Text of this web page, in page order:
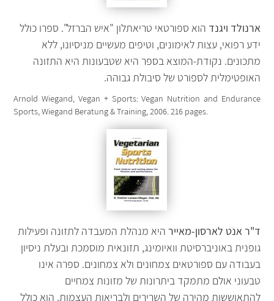
ארנולד ויגנד הוא ספורטאי טריאתלון "איש הברזל". ספרו כולל
ידע רפואי, עצות לאימונים, וטיפים מעשיים מניסיונו, ללא
מתכונים. נקודת-המוצא בספר היא שטבעונות היא התזונה
האופטימלית לספורט של סיבולת גבוהה.
Arnold Wiegand, Vegan + Sports: Vegan Nutrition and Endurance
Sports, Wiegand Beratung & Training, 2006. 216 pages.
ד"ר אנט לארסון-מאייר היא מנהלת המעבדה לתזונה ופעילות
גופנית באוניברסיטת וואיומינג, תזונאית מוסמכת ובעלת ניסיון
בעבודה עם ספורטאים צמחונים ולא צמחונים. ספרה אינו
טבעוני אולם מתמקד ביתרונות של מזונות צמחיים
להתאוששות מהירה של השרירים ולבריאות העצמות. הוא כולל